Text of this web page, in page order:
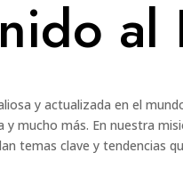
al
y actualizada en el
y mucho más. En nuestra
temas clave y tendencias